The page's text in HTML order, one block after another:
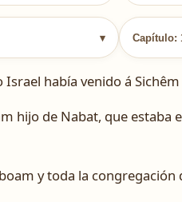
▾ Capítulo:
había venido á
hijo de Nabat, que
y toda la